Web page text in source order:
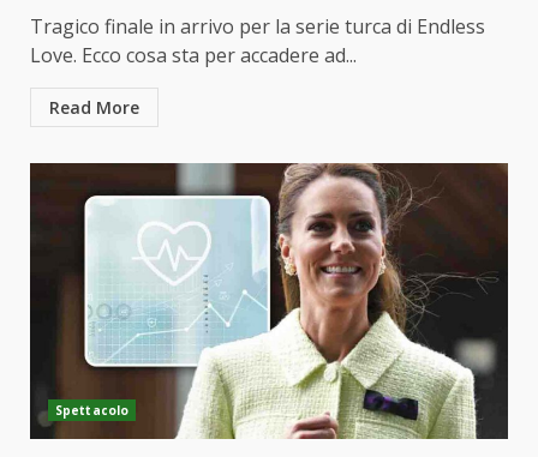
Tragico finale in arrivo per la serie turca di Endless
Love. Ecco cosa sta per accadere ad...
Read More
Spettacolo